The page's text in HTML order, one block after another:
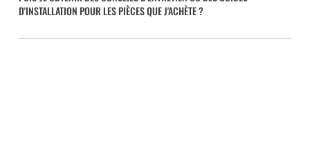
D'INSTALLATION POUR LES PIÈCES QUE J'ACHÈTE ?